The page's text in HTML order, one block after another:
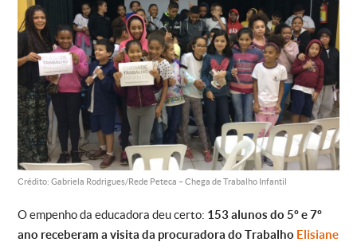
Crédito: Gabriela Rodrigues/Rede Peteca – Chega de Trabalho Infantil
O empenho da educadora deu certo: 153 alunos do 5º e 7º
ano receberam a visita da procuradora do Trabalho Elisiane